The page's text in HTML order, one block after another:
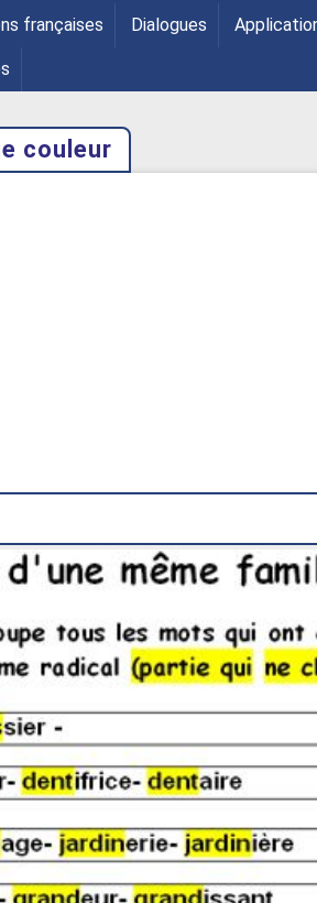
françaises Dialogues
couleur